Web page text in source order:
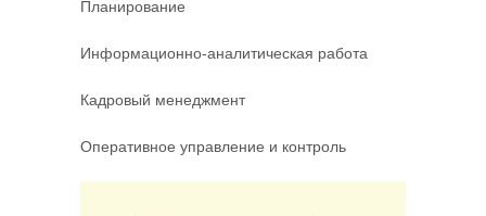
Планирование
Информационно-аналитическая работа
Кадровый менеджмент
Оперативное управление и контроль